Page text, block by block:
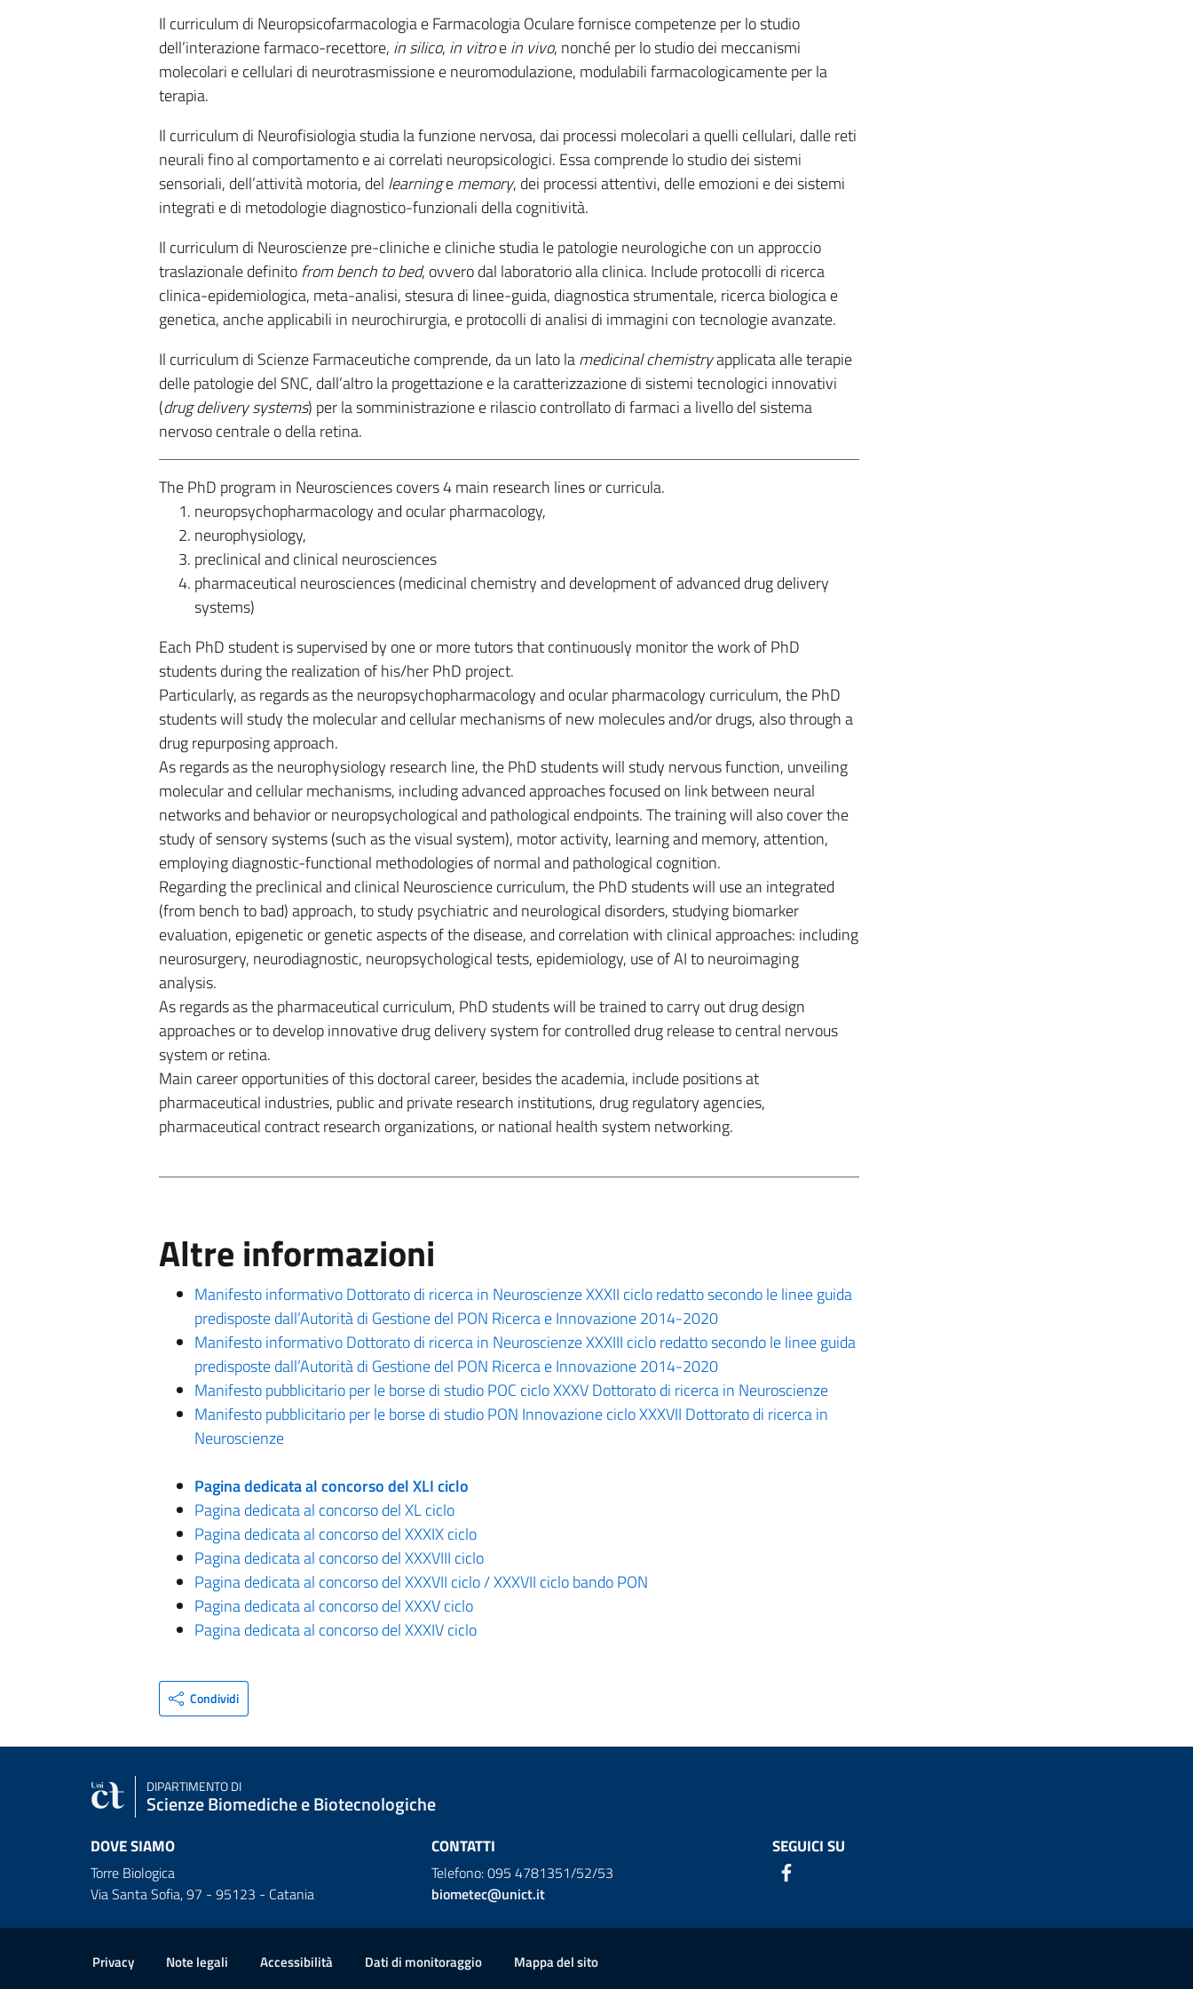
Il curriculum di Neuropsicofarmacologia e Farmacologia Oculare fornisce competenze per lo studio
dell’interazione farmaco-recettore, in silico, in vitroein vivo, nonché per lo studio dei meccanismi
molecolari e cellulari di neurotrasmissione e neuromodulazione, modulabili farmacologicamente per la
terapia.
Il curriculum di Neurofisiologia studia la funzione nervosa, dai processi molecolari a quelli cellulari, dalle reti
neurali fino al comportamento e ai correlati neuropsicologici. Essa comprende lo studio dei sistemi
sensoriali, dell’attività motoria, del learningememory, dei processi attentivi, delle emozioni e dei sistemi
integrati e di metodologie diagnostico-funzionali della cognitività.
Il curriculum di Neuroscienze pre-cliniche e cliniche studia le patologie neurologiche con un approccio
traslazionale definitofrom bench to bed, ovvero dal laboratorio alla clinica. Include protocolli di ricerca
clinica-epidemiologica, meta-analisi, stesura di linee-guida, diagnostica strumentale, ricerca biologica e
genetica, anche applicabili in neurochirurgia, e protocolli di analisi di immagini con tecnologie avanzate.
Il curriculum di Scienze Farmaceutiche comprende, da un lato lamedicinal chemistryapplicata alle terapie
delle patologie del SNC, dall’altro la progettazione e la caratterizzazione di sistemi tecnologici innovativi
(drug delivery systems) per la somministrazione e rilascio controllato di farmaci a livello del sistema
nervoso centrale o della retina.
The PhD program in Neurosciences covers 4 main research lines or curricula.
neuropsychopharmacology and ocular pharmacology,
neurophysiology,
preclinical and clinical neurosciences
pharmaceutical neurosciences (medicinal chemistry and development of advanced drug delivery
systems)
Each PhD student is supervised by one or more tutors that continuously monitor the work of PhD
students during the realization of his/her PhD project.
Particularly, as regards as the neuropsychopharmacology and ocular pharmacology curriculum, the PhD
students will study the molecular and cellular mechanisms of new molecules and/or drugs, also through a
drug repurposing approach.
As regards as the neurophysiology research line, the PhD students will study nervous function, unveiling
molecular and cellular mechanisms, including advanced approaches focused on link between neural
networks and behavior or neuropsychological and pathological endpoints. The training will also cover the
study of sensory systems (such as the visual system), motor activity, learning and memory, attention,
employing diagnostic-functional methodologies of normal and pathological cognition.
Regarding the preclinical and clinical Neuroscience curriculum, the PhD students will use an integrated
(from bench to bad) approach, to study psychiatric and neurological disorders, studying biomarker
evaluation, epigenetic or genetic aspects of the disease, and correlation with clinical approaches: including
neurosurgery, neurodiagnostic, neuropsychological tests, epidemiology, use of AI to neuroimaging
analysis.
As regards as the pharmaceutical curriculum, PhD students will be trained to carry out drug design
approaches or to develop innovative drug delivery system for controlled drug release to central nervous
system or retina.
Main career opportunities of this doctoral career, besides the academia, include positions at
pharmaceutical industries, public and private research institutions, drug regulatory agencies,
pharmaceutical contract research organizations, or national health system networking.
Altre informazioni
Manifesto informativo Dottorato di ricerca in Neuroscienze XXXII ciclo redatto secondo le linee guida
predisposte dall’Autorità di Gestione del PON Ricerca e Innovazione 2014-2020
Manifesto informativo Dottorato di ricerca in Neuroscienze XXXIII ciclo redatto secondo le linee guida
predisposte dall’Autorità di Gestione del PON Ricerca e Innovazione 2014-2020
Manifesto pubblicitario per le borse di studio POC ciclo XXXV Dottorato di ricerca in Neuroscienze
Manifesto pubblicitario per le borse di studio PON Innovazione ciclo XXXVII Dottorato di ricerca in
Neuroscienze
Pagina dedicata al concorso del XLI ciclo
Pagina dedicata al concorso del XL ciclo
Pagina dedicata al concorso del XXXIX ciclo
Pagina dedicata al concorso del XXXVIII ciclo
Pagina dedicata al concorso del XXXVII ciclo / XXXVII ciclo bando PON
Pagina dedicata al concorso del XXXV ciclo
Pagina dedicata al concorso del XXXIV ciclo
Condividi
DIPARTIMENTO DI
Scienze Biomediche e Biotecnologiche
DOVE SIAMO
Torre Biologica
Via Santa Sofia, 97 - 95123 - Catania
CONTATTI
Telefono: 095 4781351/52/53
biometec@unict.it
SEGUICI SU
Privacy Note legali Accessibilità Dati di monitoraggio Mappa del sito